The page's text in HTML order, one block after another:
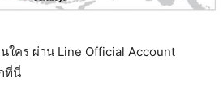
ใคร ผ่าน Line Official Account
ที่นี่